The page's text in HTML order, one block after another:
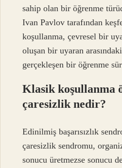
sahip olan bir öğrenme
Ivan Pavlov tarafından
koşullanma, çevresel bir
oluşan bir uyaran
gerçekleşen bir öğrenme
Klasik koşullanma
çaresizlik nedir?
Edinilmiş başarısızlık
çaresizlik sendromu,
sonucu üretmezse sonucu